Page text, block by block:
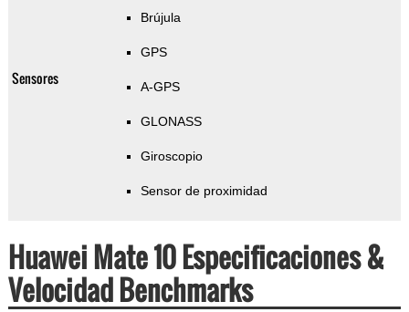
Sensores
Brújula
GPS
A-GPS
GLONASS
Giroscopio
Sensor de proximidad
Huawei Mate 10 Especificaciones &
Velocidad Benchmarks